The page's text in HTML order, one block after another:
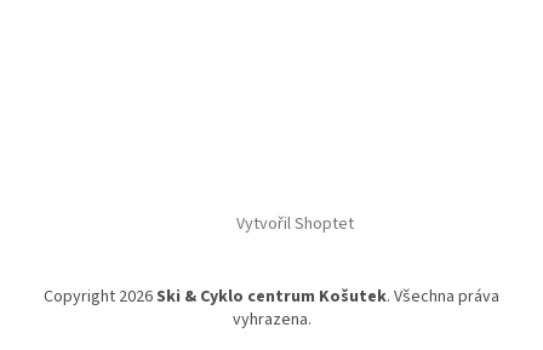
Vytvořil Shoptet
Copyright 2026Ski & Cyklo centrum Košutek. Všechna práva
vyhrazena.